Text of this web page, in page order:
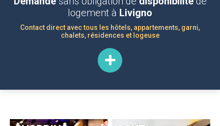
logement à Livigno
Contact direct avec tous les hôtels, appartements, garni,
chalets, résidences et logeuse